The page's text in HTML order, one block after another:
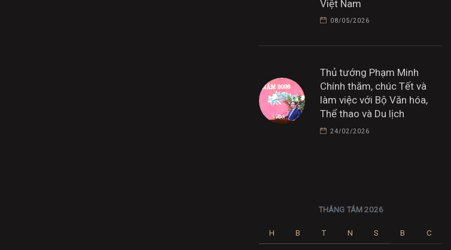
Việt Nam
08/05/2026
Thủ tướng Phạm Minh
Chính thăm, chúc Tết và
làm việc với Bộ Văn hóa,
Thể thao và Du lịch
24/02/2026
THÁNG TÁM 2026
H B T N S B C